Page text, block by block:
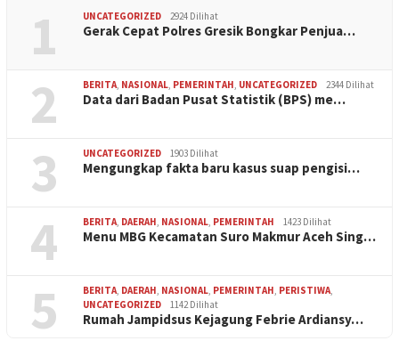
1 UNCATEGORIZED 2924 Dilihat
Gerak Cepat Polres Gresik Bongkar Penjua…
2 BERITA NASIONAL PEMERINTAH UNCATEGORIZED 2344 Dilihat
Data dari Badan Pusat Statistik (BPS) me…
3 UNCATEGORIZED 1903 Dilihat
Mengungkap fakta baru kasus suap pengisi…
4 BERITA DAERAH NASIONAL PEMERINTAH 1423 Dilihat
Menu MBG Kecamatan Suro Makmur Aceh Sing…
5 BERITA DAERAH NASIONAL PEMERINTAH PERISTIWA
UNCATEGORIZED
1142 Dilihat
Rumah Jampidsus Kejagung Febrie Ardiansy…